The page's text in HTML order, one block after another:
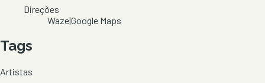
Direções
Waze|Google Maps
Tags
Artistas